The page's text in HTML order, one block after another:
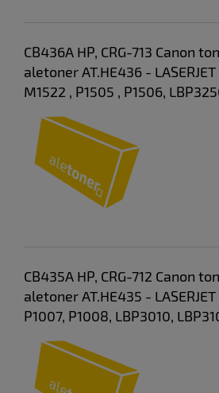
CB436A HP, CRG-713 Canon
aletoner AT.HE436 -
M1522 , P1505 , P1506,
CB435A HP, CRG-712 Canon
aletoner AT.HE435 -
P1007, P1008, LBP3010,